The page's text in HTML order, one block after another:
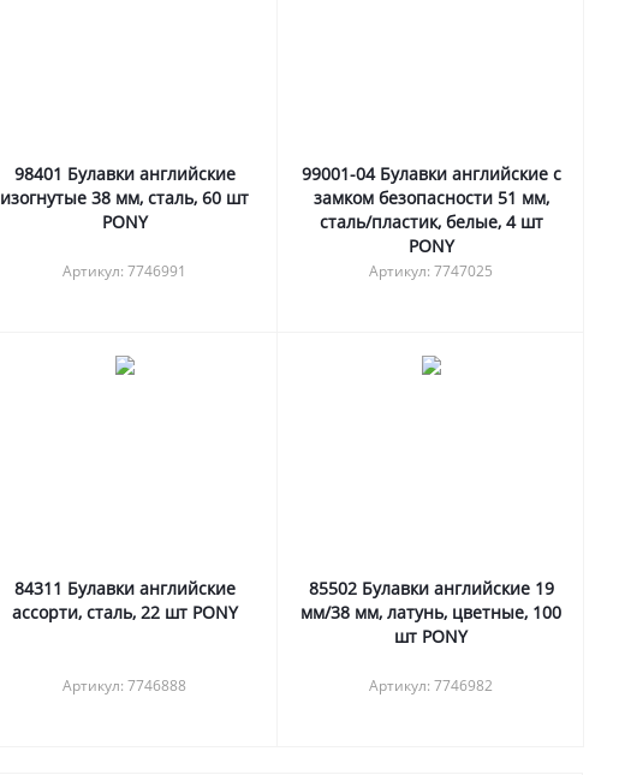
98401 Булавки английские
изогнутые 38 мм, сталь, 60 шт
PONY
Артикул: 7746991
99001-04 Булавки английские с
замком безопасности 51 мм,
сталь/пластик, белые, 4 шт
PONY
Артикул: 7747025
84311 Булавки английские
ассорти, сталь, 22 шт PONY
Артикул: 7746888
85502 Булавки английские 19
мм/38 мм, латунь, цветные, 100
шт PONY
Артикул: 7746982